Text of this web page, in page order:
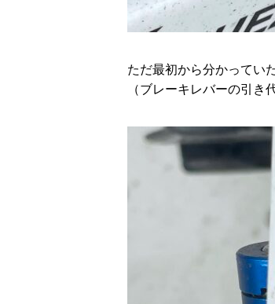
ただ最初から分かってい
（ブレーキレバーの引き